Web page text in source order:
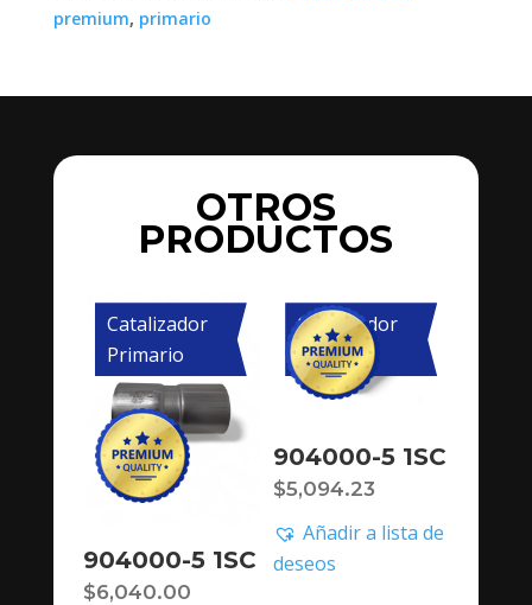
premium, primario
OTROS
PRODUCTOS
Catalizador
Primario
904000-5 1SC
$6,040.00
Catalizador
Primario
904000-5 1SC
$5,094.23
Añadir a lista de
deseos